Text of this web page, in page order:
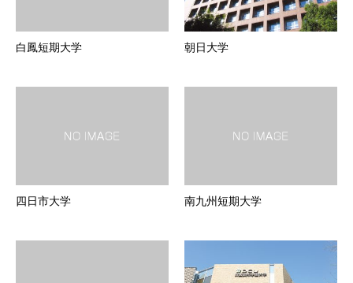
白鳳短期大学 朝日大学
四日市大学 南九州短期大学